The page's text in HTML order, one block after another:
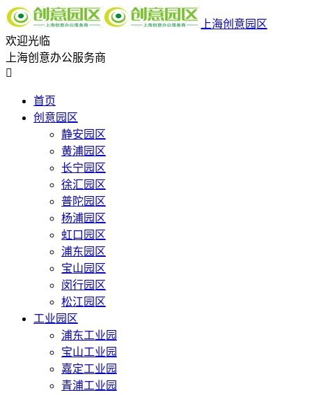
上海创意园区
欢迎光临
上海创意办公服务商

首页
创意园区
静安园区
黄浦园区
长宁园区
徐汇园区
普陀园区
杨浦园区
虹口园区
浦东园区
宝山园区
闵行园区
松江园区
工业园区
浦东工业园
宝山工业园
嘉定工业园
青浦工业园